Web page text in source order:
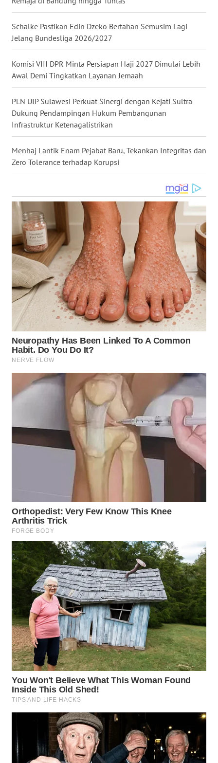
Schalke Pastikan Edin Dzeko Bertahan Semusim Lagi
Jelang Bundesliga 2026/2027
Komisi VIII DPR Minta Persiapan Haji 2027 Dimulai Lebih
Awal Demi Tingkatkan Layanan Jemaah
PLN UIP Sulawesi Perkuat Sinergi dengan Kejati Sultra
Dukung Pendampingan Hukum Pembangunan
Infrastruktur Ketenagalistrikan
Menhaj Lantik Enam Pejabat Baru, Tekankan Integritas dan
Zero Tolerance terhadap Korupsi
WN
NUSANTARA
WN
WN
BALI
WN
KALBAR
KALTENG
WN
KALTARA
WN
KALSEL
WN
KALTIM
SULSEL
WN
GORONTALO
WN
WN
DAIRI
WN
DANAU
TOBA
WN
NIAS
WN
LANGKAT
WN
TAPANULI
SELATAN